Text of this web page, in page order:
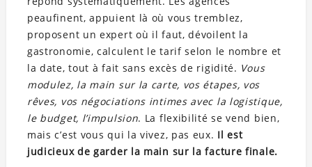
peaufinent, appuient là où vous tremblez,
proposent un expert où il faut, dévoilent la
gastronomie, calculent le tarif selon le nombre et
la date, tout à fait sans excès de rigidité. Vous
modulez, la main sur la carte, vos étapes, vos
rêves, vos négociations intimes avec la logistique,
le budget, l’impulsion. La flexibilité se vend bien,
mais c’est vous qui la vivez, pas eux. Il est
judicieux de garder la main sur la facture finale.